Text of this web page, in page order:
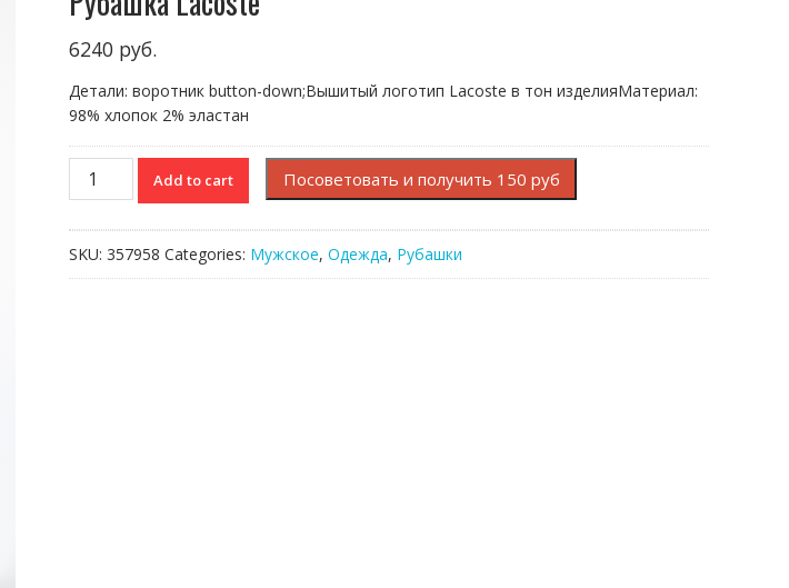
6240 руб.
Детали: воротник button-down;Вышитый логотип Lacoste в тон изделияМатериал:
98% хлопок 2% эластан
Рубашка
Lacoste
Add to cart Посоветовать и получить 150 руб
SKU: 357958 Categories: Мужское, Одежда, Рубашки